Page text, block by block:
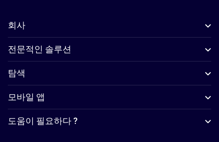
회사
전문적인 솔루션
탐색
모바일 앱
도움이 필요하다 ?